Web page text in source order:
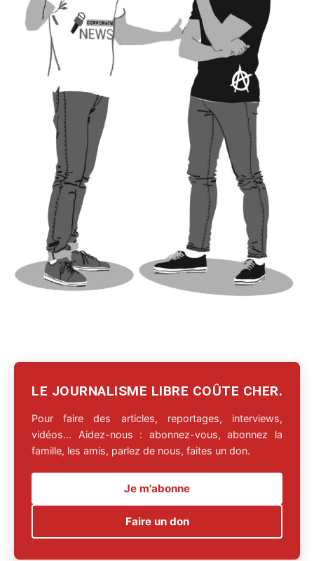
LE JOURNALISME LIBRE COÛTE CHER.
Pour faire des articles, reportages, interviews,
vidéos… Aidez-nous : abonnez-vous, abonnez la
famille, les amis, parlez de nous, faites un don.
Je m'abonne
Faire un don